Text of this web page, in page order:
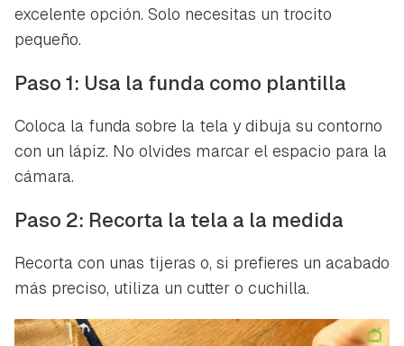
excelente opción. Solo necesitas un trocito
pequeño.
Paso 1: Usa la funda como plantilla
Coloca la funda sobre la tela y dibuja su contorno
con un lápiz. No olvides marcar el espacio para la
cámara.
Paso 2: Recorta la tela a la medida
Recorta con unas tijeras o, si prefieres un acabado
más preciso, utiliza un cutter o cuchilla.